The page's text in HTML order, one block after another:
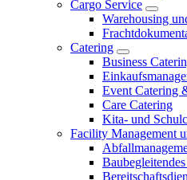
Cargo Service
Warehousing
Catering
Business
Event Catering
Care Catering
Kita- und
Facility Management